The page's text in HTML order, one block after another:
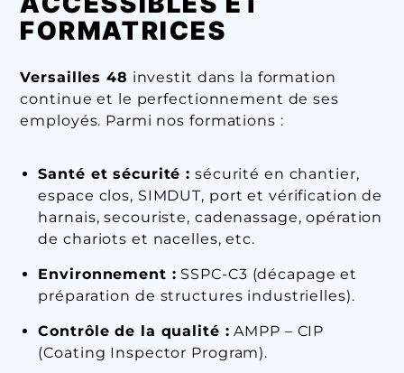
FORMATRICES
Versailles 48 investit dans la formation
continue et le perfectionnement de ses
employés. Parmi nos formations :
Santé et sécurité : sécurité en chantier,
espace clos, SIMDUT, port et vérification de
harnais, secouriste, cadenassage, opération
de chariots et nacelles, etc.
Environnement : SSPC-C3 (décapage et
préparation de structures industrielles).
Contrôle de la qualité : AMPP – CIP
(Coating Inspector Program).